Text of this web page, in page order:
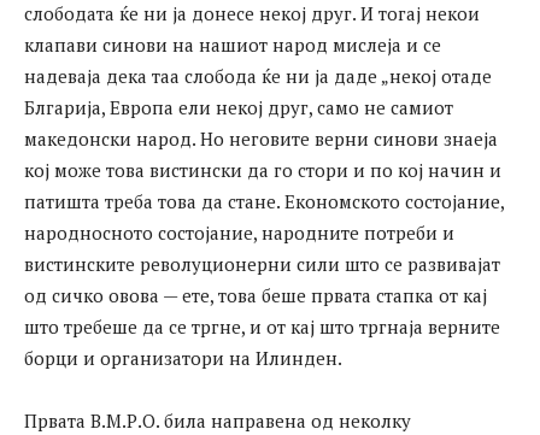
слободата ќе ни ја донесе некој друг. И тогај некои
клапави синови на нашиот народ мислеја и се
надеваја дека таа слобода ќе ни ја даде „некој отаде
Блгарија, Европа ели некој друг, само не самиот
македонски народ. Но неговите верни синови знаеја
кој може това вистински да го стори и по кој начин и
патишта треба това да стане. Економското состојание,
народносното состојание, народните потреби и
вистинските револуционерни сили што се развивајат
од сичко овова — ете, това беше првата стапка от кај
што требеше да се тргне, и от кај што тргнаја верните
борци и организатори на Илинден.
Првата В.М.Р.О. била направена од неколку